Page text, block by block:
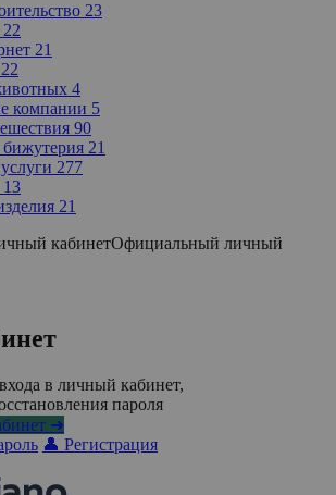
23
22
21
22
4
компании 5
90
21
277
13
21
Официальный личный
в личный кабинет,
пароля
➜
👤 Регистрация